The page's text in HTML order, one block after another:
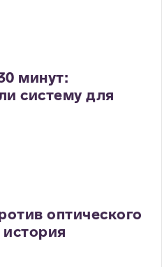
минут:
систему для
оптического